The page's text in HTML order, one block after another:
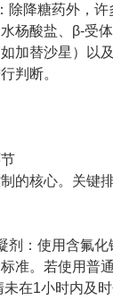
除降糖药外，许
杨酸盐、β-受
加替沙星）以
判断。
的核心。关键
剂：使用含氟
准。若使用普
在1小时内及